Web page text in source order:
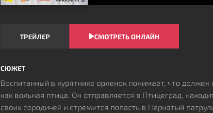
ТРЕЙЛЕР СМОТРЕТЬ ОНЛАЙН
СЮЖЕТ
Воспитанный в курятнике орленок понимает, что должен
как вольная птица. Он отправляется в Птицеград,
своих сородичей и стремится попасть в Пернатый